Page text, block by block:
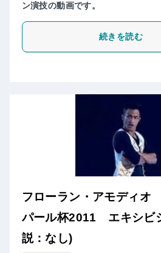
ン演技の動画です。
続きを読む
フローラン・アモディ
パール杯2011 エキシビ
説：なし)